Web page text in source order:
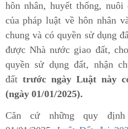
hôn nhân, huyết thống,
của pháp luật về hôn nhân
chung và có quyền sử dụng
được Nhà nước giao đất,
quyền sử dụng đất, nhận
đất trước ngày Luật này
(ngày 01/01/2025).
Căn cứ những quy